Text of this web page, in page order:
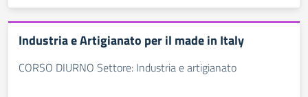
Industria e Artigianato per il made in Italy
CORSO DIURNO Settore: Industria e artigianato